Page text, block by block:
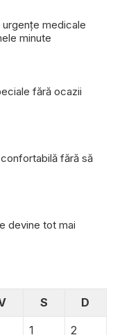
medicale
minute
fără ocazii
fără să
devine tot mai
S
D
1
2